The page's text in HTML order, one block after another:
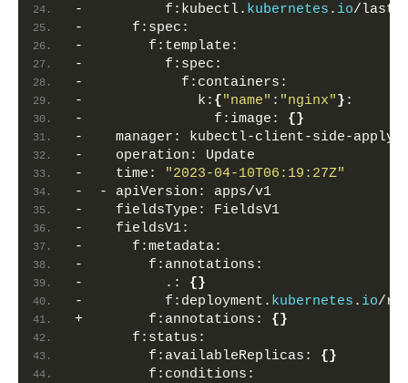
-          f:kubectl. kubernetes . io/last-
-      f:spec:
-        f:template:
-          f:spec:
-            f:containers:
-              k: {"name" : "nginx"} :
-                f:image: {}
-    manager: kubectl-client-side-apply
-    operation: Update
-    time:
"2023-04-10T06:19:27Z"
-  - apiVersion: apps/v1
-    fieldsType: FieldsV1
-    fieldsV1:
-      f:metadata:
-        f:annotations:
-          .: {}
-          f:deployment. kubernetes . io/
+        f:annotations: {}
       f:status:
         f:availableReplicas:
{}
         f:conditions: